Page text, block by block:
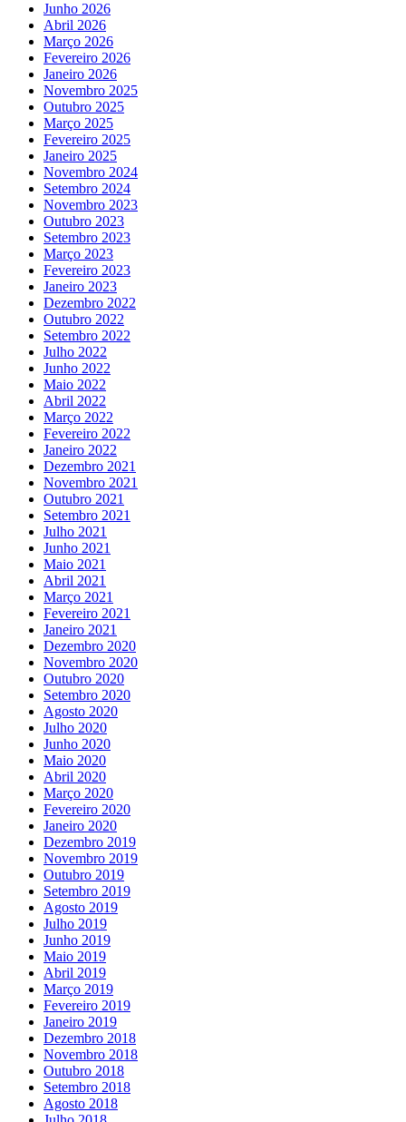
Junho 2026
Abril 2026
Março 2026
Fevereiro 2026
Janeiro 2026
Novembro 2025
Outubro 2025
Março 2025
Fevereiro 2025
Janeiro 2025
Novembro 2024
Setembro 2024
Novembro 2023
Outubro 2023
Setembro 2023
Março 2023
Fevereiro 2023
Janeiro 2023
Dezembro 2022
Outubro 2022
Setembro 2022
Julho 2022
Junho 2022
Maio 2022
Abril 2022
Março 2022
Fevereiro 2022
Janeiro 2022
Dezembro 2021
Novembro 2021
Outubro 2021
Setembro 2021
Julho 2021
Junho 2021
Maio 2021
Abril 2021
Março 2021
Fevereiro 2021
Janeiro 2021
Dezembro 2020
Novembro 2020
Outubro 2020
Setembro 2020
Agosto 2020
Julho 2020
Junho 2020
Maio 2020
Abril 2020
Março 2020
Fevereiro 2020
Janeiro 2020
Dezembro 2019
Novembro 2019
Outubro 2019
Setembro 2019
Agosto 2019
Julho 2019
Junho 2019
Maio 2019
Abril 2019
Março 2019
Fevereiro 2019
Janeiro 2019
Dezembro 2018
Novembro 2018
Outubro 2018
Setembro 2018
Agosto 2018